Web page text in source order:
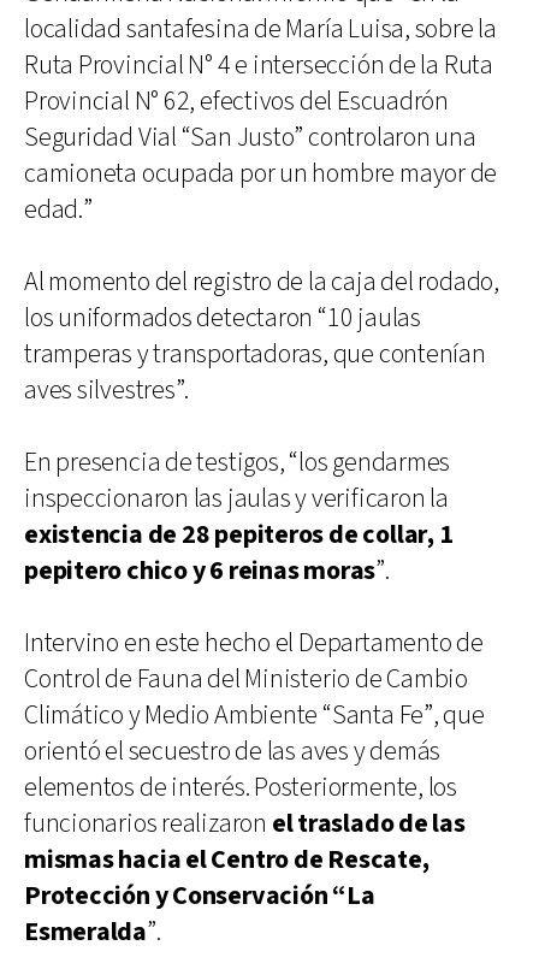
localidad santafesina de María Luisa, sobre la
Ruta Provincial N° 4 e intersección de la Ruta
Provincial N° 62, efectivos del Escuadrón
Seguridad Vial “San Justo” controlaron una
camioneta ocupada por un hombre mayor de
edad.”
Al momento del registro de la caja del rodado,
los uniformados detectaron “10 jaulas
tramperas y transportadoras, que contenían
aves silvestres”.
En presencia de testigos, “los gendarmes
inspeccionaron las jaulas y verificaron la
existencia de 28 pepiteros de collar, 1
pepitero chico y 6 reinas moras”.
Intervino en este hecho el Departamento de
Control de Fauna del Ministerio de Cambio
Climático y Medio Ambiente “Santa Fe”, que
orientó el secuestro de las aves y demás
elementos de interés. Posteriormente, los
funcionarios realizaron el traslado de las
mismas hacia el Centro de Rescate,
Protección y Conservación “La
Esmeralda”.